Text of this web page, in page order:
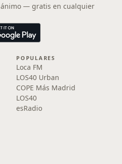
— gratis en cualquier
POPULARES
Loca FM
LOS40 Urban
COPE Más Madrid
LOS40
esRadio